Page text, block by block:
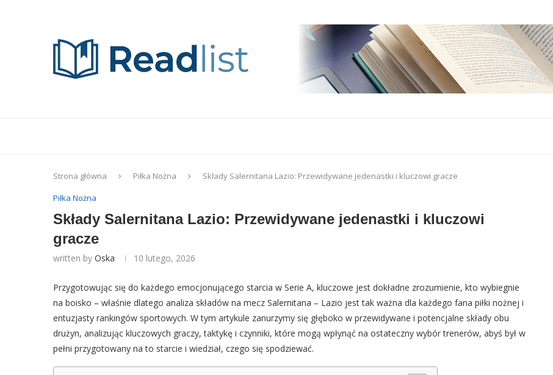
Strona główna Piłka Nożna
Składy Salernitana Lazio: Przewidywane jedenastki i kluczowi gracze
Piłka Nożna
Składy Salernitana Lazio: Przewidywane jedenastki i kluczowi
gracze
written by Oska 10 lutego, 2026
Przygotowując się do każdego emocjonującego starcia w Serie A, kluczowe jest dokładne zrozumienie, kto wybiegnie
na boisko – właśnie dlatego analiza składów na mecz Salernitana – Lazio jest tak ważna dla każdego fana piłki nożnej i
entuzjasty rankingów sportowych. W tym artykule zanurzymy się głęboko w przewidywane i potencjalne składy obu
drużyn, analizując kluczowych graczy, taktykę i czynniki, które mogą wpłynąć na ostateczny wybór trenerów, abyś był w
pełni przygotowany na to starcie i wiedział, czego się spodziewać.